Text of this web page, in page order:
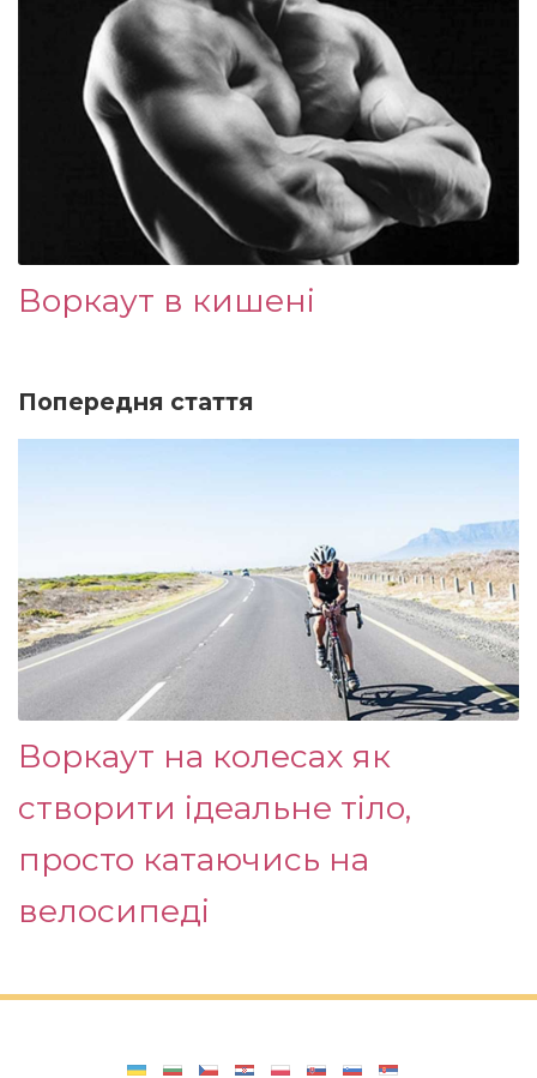
Воркаут в кишені
Попередня стаття
Воркаут на колесах як
створити ідеальне тіло,
просто катаючись на
велосипеді